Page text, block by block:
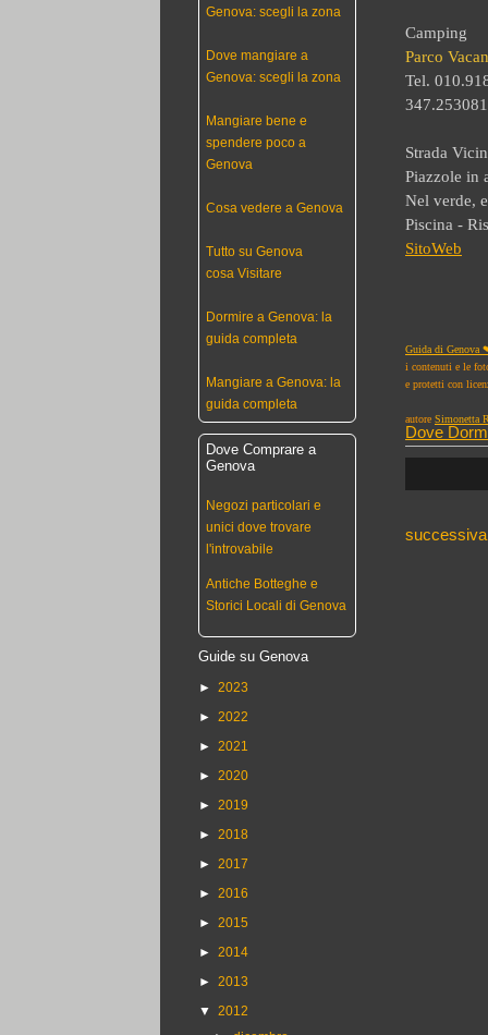
Camping
Parco
Tel.
Strada
Piazzole in
Nel verde,
Piscina -
SitoWeb
Guida di Genova
i contenuti e le
e protetti con
autore Simonetta
Dove
successiva
Genova: scegli la zona
Dove mangiare a
Genova: scegli la zona
Mangiare bene e
spendere poco a
Genova
Cosa vedere a Genova
Tutto su Genova
cosa Visitare
Dormire a Genova: la
guida completa
Mangiare a Genova: la
guida completa
Dove Comprare a
Genova
Negozi particolari e
unici dove trovare
l'introvabile
Antiche Botteghe e
Storici Locali di Genova
Guide su Genova
► 2023
► 2022
► 2021
► 2020
► 2019
► 2018
► 2017
► 2016
► 2015
► 2014
► 2013
▼ 2012